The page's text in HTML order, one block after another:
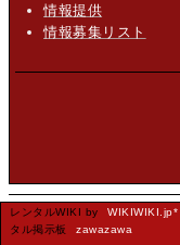
情報提供
情報募集リスト
レンタルWIKI by WIKIWIKI.jp*
タル掲示板
zawazawa